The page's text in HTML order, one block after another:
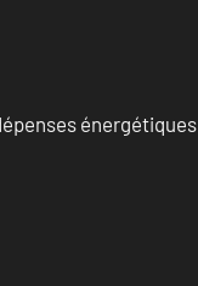
énergétiques